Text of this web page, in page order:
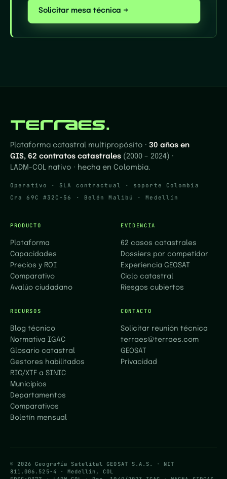
Solicitar mesa técnica →
Plataforma catastral multipropósito · 30 años en
GIS, 62 contratos catastrales (2000 – 2024) ·
LADM-COL nativo · hecha en Colombia.
Operativo · SLA contractual · soporte Colombia
Cra 69C #32C-56 · Belén Malibú · Medellín
PRODUCTO
Plataforma
Capacidades
Precios y ROI
Comparativo
Avalúo ciudadano
EVIDENCIA
62 casos catastrales
Dossiers por competidor
Experiencia GEOSAT
Ciclo catastral
Riesgos cubiertos
RECURSOS
Blog técnico
Normativa IGAC
Glosario catastral
Gestores habilitados
RIC/XTF a SINIC
Municipios
Departamentos
Comparativos
Boletín mensual
CONTACTO
Solicitar reunión técnica
terraes@terraes.com
GEOSAT
Privacidad
© 2026 Geografía Satelital GEOSAT S.A.S. · NIT
811.006.525-4 · Medellín, COL